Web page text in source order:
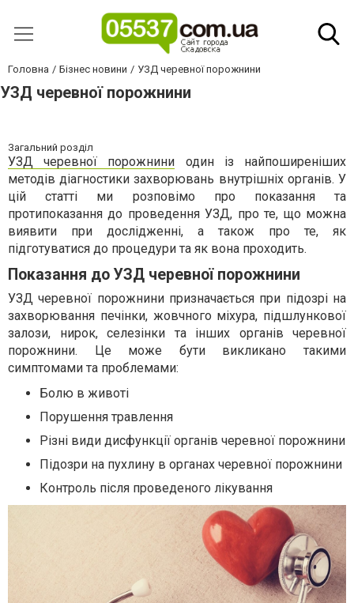
Головна Бізнес новини УЗД черевної порожнини
УЗД черевної порожнини
Загальний розділ
УЗД черевної порожнини один із найпоширеніших
методів діагностики захворювань внутрішніх органів. У
цій статті ми розповімо про показання та
протипоказання до проведення УЗД, про те, що можна
виявити при дослідженні, а також про те, як
підготуватися до процедури та як вона проходить.
Показання до УЗД черевної порожнини
УЗД черевної порожнини призначається при підозрі на
захворювання печінки, жовчного міхура, підшлункової
залози, нирок, селезінки та інших органів черевної
порожнини. Це може бути викликано такими
симптомами та проблемами:
Болю в животі
Порушення травлення
Різні види дисфункції органів черевної порожнини
Підозри на пухлину в органах черевної порожнини
Контроль після проведеного лікування